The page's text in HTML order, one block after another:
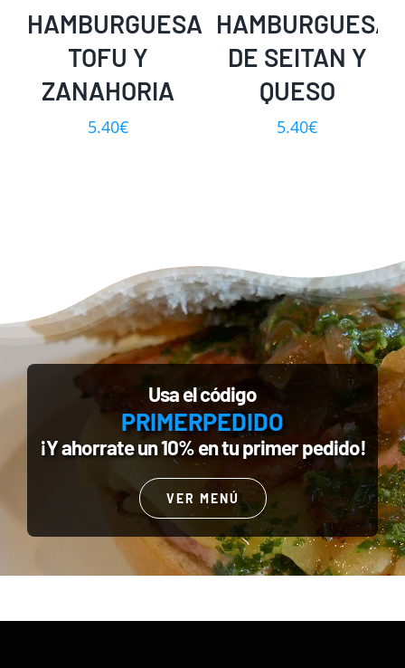
HAMBURGUESA
TOFU Y
ZANAHORIA
5.40€
HAMBURGUESA
DE SEITAN Y
QUESO
5.40€
Usa el código
PRIMERPEDIDO
¡Y ahorrate un 10% en tu primer pedido!
VER MENÚ